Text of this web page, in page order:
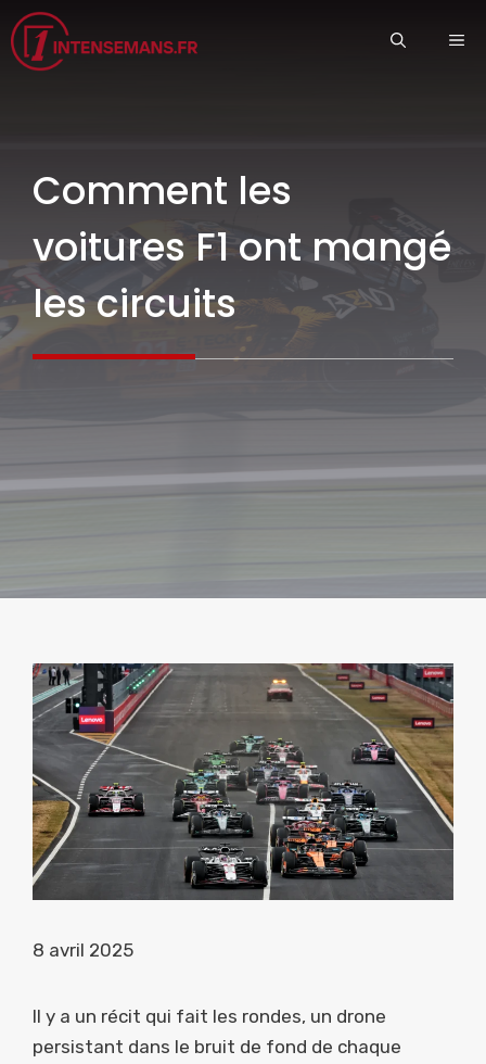
Aller
au
contenu
Comment les
voitures F1 ont mangé
les circuits
8 avril 2025
Il y a un récit qui fait les rondes, un drone
persistant dans le bruit de fond de chaque